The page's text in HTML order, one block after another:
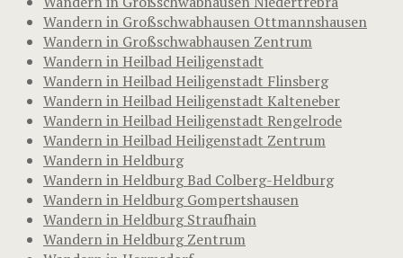
Wandern in Großschwabhausen Ottmannshausen
Wandern in Großschwabhausen Zentrum
Wandern in Heilbad Heiligenstadt
Wandern in Heilbad Heiligenstadt Flinsberg
Wandern in Heilbad Heiligenstadt Kalteneber
Wandern in Heilbad Heiligenstadt Rengelrode
Wandern in Heilbad Heiligenstadt Zentrum
Wandern in Heldburg
Wandern in Heldburg Bad Colberg-Heldburg
Wandern in Heldburg Gompertshausen
Wandern in Heldburg Straufhain
Wandern in Heldburg Zentrum